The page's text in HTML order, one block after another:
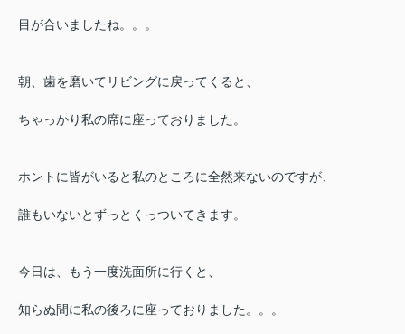
目が合いましたね。。。
朝、歯を磨いてリビングに戻ってくると、
ちゃっかり私の席に座っておりました。
ホントに皆がいると私のところに全然来ないのですが、
誰もいないとずっとくっついてきます。
今日は、もう一度洗面所に行くと、
知らぬ間に私の後ろに座っておりました。。。